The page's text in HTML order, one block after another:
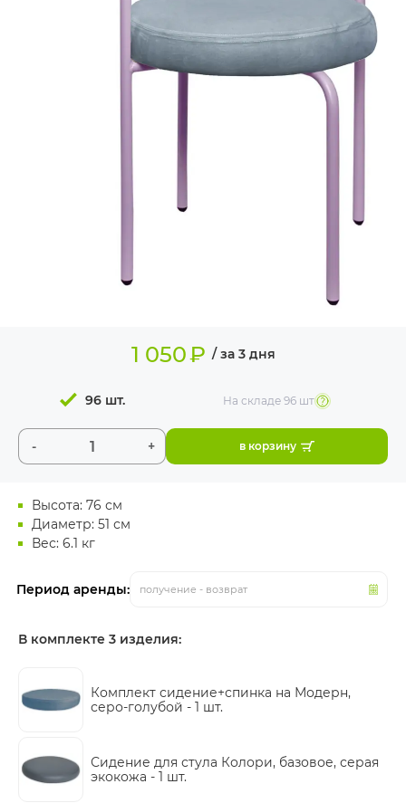
Высота: 76 см
Диаметр: 51 см
Вес: 6.1 кг
Период аренды: получение - возврат
1 050₽ / за 3 дня
- +
96 шт. На складе96 шт
в корзину
В комплекте 3 изделия:
Комплект сидение+спинка на Модерн,
серо-голубой - 1 шт.
Сидение для стула Колори, базовое, серая
экокожа - 1 шт.